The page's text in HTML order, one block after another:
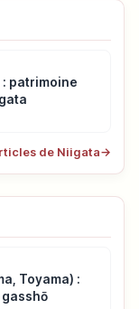
: patrimoine
de Niigata→
Toyama) :
gasshō